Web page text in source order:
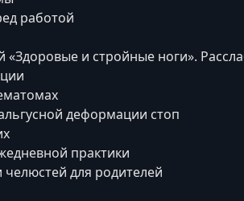
работой
«Здоровые и стройные ноги».
деформации стоп
практики
челюстей для родителей